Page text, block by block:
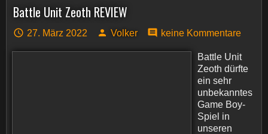
Battle Unit Zeoth REVIEW
27. März 2022 Volker keine Kommentare
Battle Unit
Zeoth dürfte
ein sehr
unbekanntes
Game Boy-
Spiel in
unseren